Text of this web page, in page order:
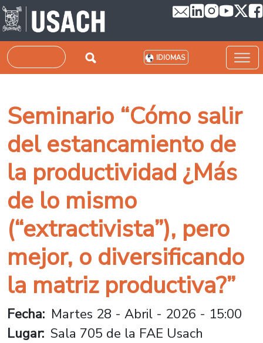
Pasar al contenido principal
Buscar IDIOMAS
Seminario “Cómo salir
del estancamiento de
la productividad ¿Más
de lo mismo
(“extractivista”), pero
mejor, o diversificando
la matriz productiva?”
Fecha Martes 28 - Abril - 2026 - 15:00
Lugar Sala 705 de la FAE Usach